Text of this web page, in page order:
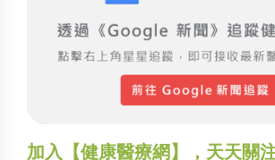
加入【健康醫療網】，天天關